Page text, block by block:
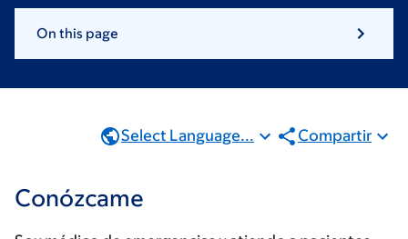
On this page
Select Language... Compartir
Conózcame